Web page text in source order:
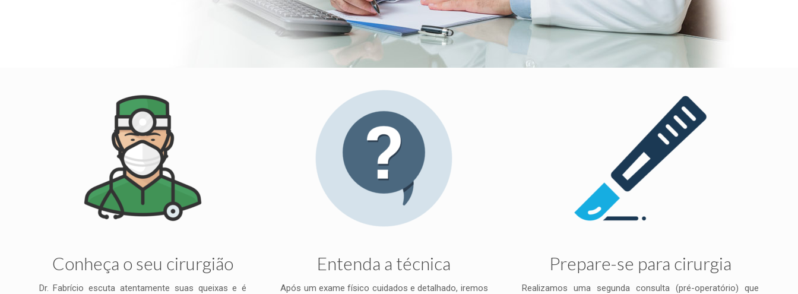
Conheça o seu cirurgião
Dr. Fabrício escuta atentamente suas queixas e é
Entenda a técnica
Após um exame físico cuidados e detalhado, iremos
Prepare-se para cirurgia
Realizamos uma segunda consulta (pré-operatório) que